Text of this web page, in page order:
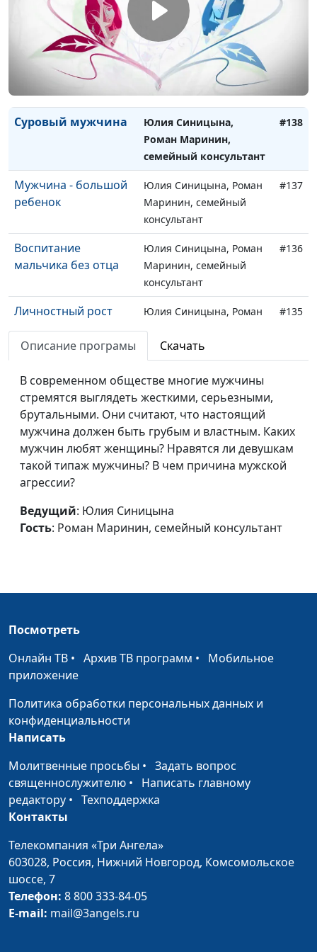
Маринин, семейный
консультант
Признаки старения у
мужчин
Юлия Синицына, Роман
Маринин, семейный
консультант
Суровый мужчина
Юлия Синицына,
Роман Маринин,
семейный консультант
#138
Мужчина - большой
ребенок
Юлия Синицына, Роман
Маринин, семейный
консультант
#137
Воспитание
мальчика без отца
Юлия Синицына, Роман
Маринин, семейный
консультант
#136
Личностный рост
мужчины
Юлия Синицына, Роман
Маринин, семейный
консультант
#135
Как вернуть любовь?
Маринин, семейный
Жертва
обстоятельств
Юлия Синицына, Роман
Маринин, семейный
консультант
#133
работать
Маринин, семейный
консультант
консультант
Чего боятся
консультант
воспитании
Маринин, семейный
Маринин, семейный
консультант
Возрастной кризис -
самооправдание?
консультант
Цель достигнута.
Что дальше?
Маринин, семейный
Описание програмы Скачать
В современном обществе многие мужчины
стремятся выглядеть жесткими, серьезными,
брутальными. Они считают, что настоящий
мужчина должен быть грубым и властным. Каких
мужчин любят женщины? Нравятся ли девушкам
такой типаж мужчины? В чем причина мужской
агрессии?
Ведущий: Юлия Синицына
Гость: Роман Маринин, семейный консультант
Посмотреть
Онлайн ТВ • Архив ТВ программ • Мобильное
приложение
Политика обработки персональных данных и
конфиденциальности
Написать
Молитвенные просьбы • Задать вопрос
священнослужителю • Написать главному
редактору • Техподдержка
Контакты
Телекомпания «Три Ангела»
603028, Россия, Нижний Новгород, Комсомольское
шоссе, 7
Телефон: 8 800 333-84-05
E-mail: mail@3angels.ru